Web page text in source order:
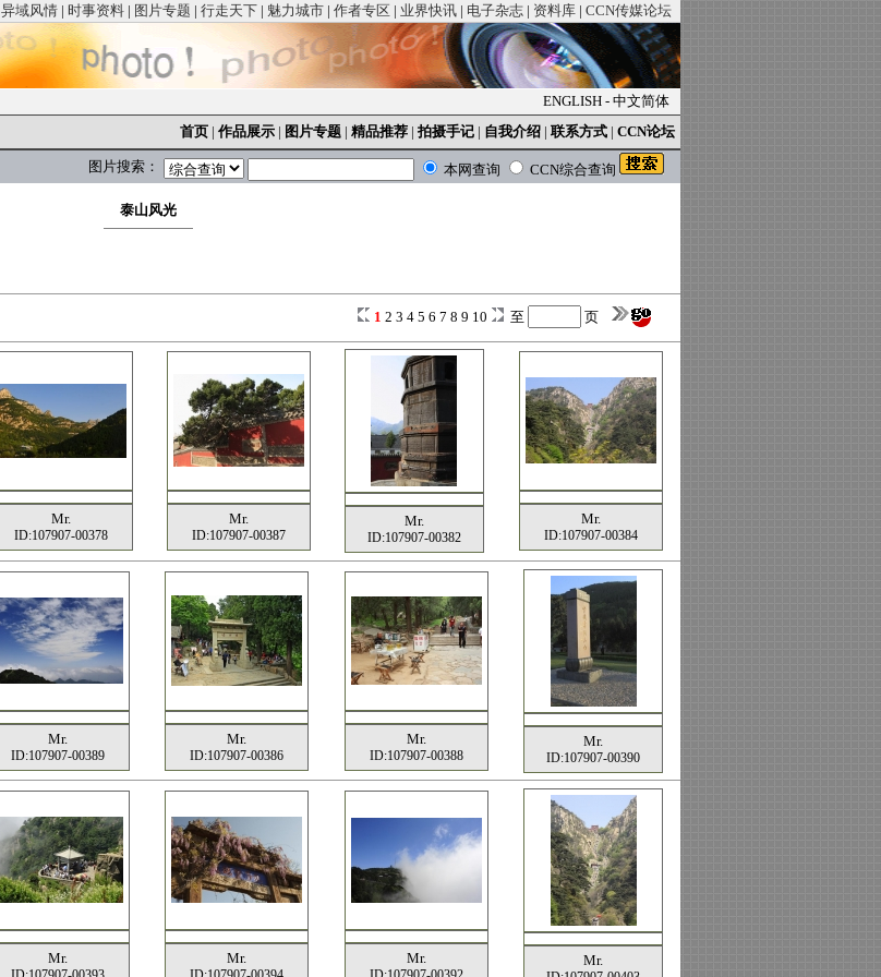
异域风情 | 时事资料 | 图片专题 | 行走天下 | 魅力城市 | 作者专区 | 业界快讯 | 电子杂志 | 资料库 | CCN传媒论坛
ENGLISH - 中文简体
首页 | 作品展示 | 图片专题 | 精品推荐 | 拍摄手记 | 自我介绍 | 联系方式 | CCN论坛
图片搜索： 本网查询 CCN综合查询
泰山风光
1 2 3 4 5 6 7 8 9 10 至 页
Mr.
ID:107907-00378
Mr.
ID:107907-00387
Mr.
ID:107907-00382
Mr.
ID:107907-00384
Mr.
ID:107907-00389
Mr.
ID:107907-00386
Mr.
ID:107907-00388
Mr.
ID:107907-00390
Mr. Mr. Mr. Mr.